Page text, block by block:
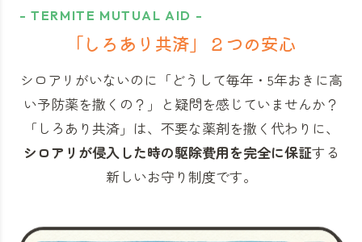
- TERMITE MUTUAL AID -
「しろあり共済」 ２つの安心
シロアリがいないのに「どうして毎年・5年おきに高
い予防薬を撒くの？」と 疑問を感じていませんか？
「しろあり共済」 は、不要な薬剤を撒く代わりに、
シロアリが侵入した時の駆除費用を完全に保証する
新しいお守り制度です。